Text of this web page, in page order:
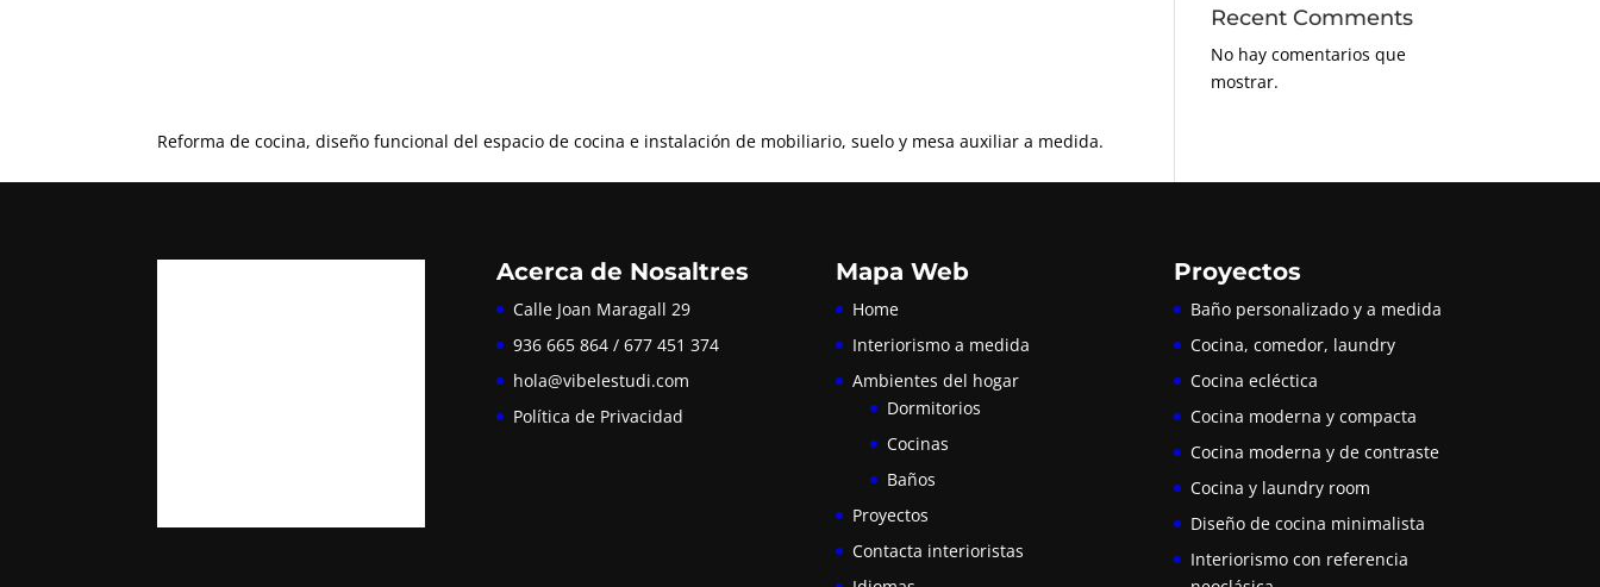
Reforma de cocina, diseño funcional del espacio de cocina e instalación de mobiliario, suelo y mesa auxiliar a medida.
Recent Comments
No hay comentarios que
mostrar.
Acerca de Nosaltres
Calle Joan Maragall 29
936 665 864 / 677 451 374
hola@vibelestudi.com
Política de Privacidad
Mapa Web
Home
Interiorismo a medida
Ambientes del hogar
Dormitorios
Cocinas
Baños
Proyectos
Contacta interioristas
Proyectos
Baño personalizado y a medida
Cocina, comedor, laundry
Cocina ecléctica
Cocina moderna y compacta
Cocina moderna y de contraste
Cocina y laundry room
Diseño de cocina minimalista
Interiorismo con referencia